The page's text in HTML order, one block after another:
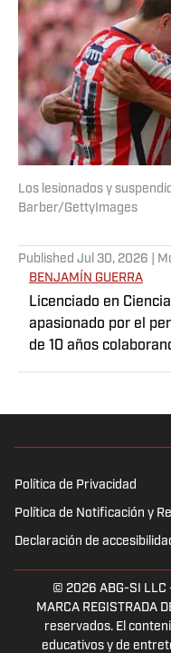
Los lesionados y
Barber/GettyImages
Published Jul 30, 2026 |
BENJAMÍN GUERRA
Licenciado en
apasionado por el
de 10 años
Política de Privacidad
Política de Notificación y
Declaración de
© 2026 ABG-SI LLC
MARCA REGISTRADA
reservados. El
educativos y de